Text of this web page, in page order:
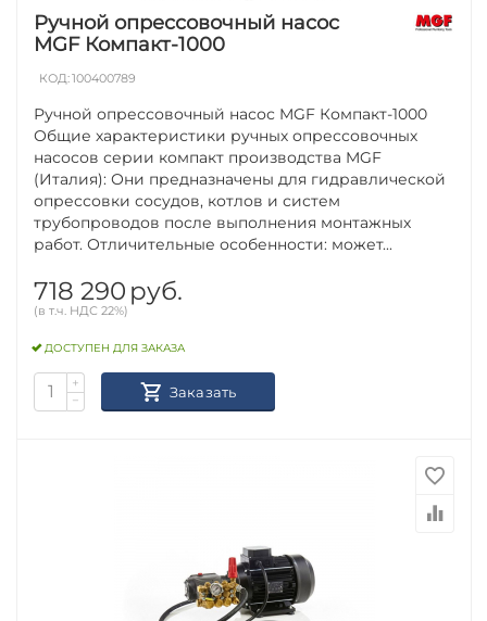
Ручной опрессовочный насос
MGF Компакт-1000
КОД:100400789
Ручной опрессовочный насос MGF Компакт-1000
Общие характеристики ручных опрессовочных
насосов серии компакт производства MGF
(Италия): Они предназначены для гидравлической
опрессовки сосудов, котлов и систем
трубопроводов после выполнения монтажных
работ. Отличительные особенности: может...
718 290 руб.
(в т.ч. НДС 22%)
ДОСТУПЕН ДЛЯ ЗАКАЗА
+
−
Заказать